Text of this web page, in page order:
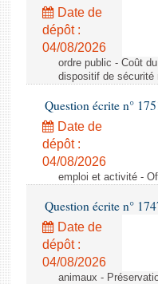
Date de
dépôt :
04/08/2026
ordre public - Coût
dispositif de sécurité
Question écrite n°
Date de
dépôt :
04/08/2026
emploi et activité -
Question écrite n°
Date de
dépôt :
04/08/2026
animaux -